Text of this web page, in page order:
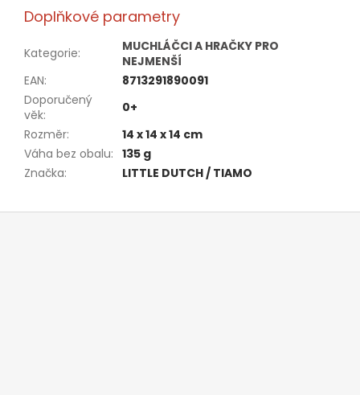
Doplňkové parametry
Kategorie:
MUCHLÁČCI A HRAČKY PRO
NEJMENŠÍ
EAN:
8713291890091
Doporučený
věk:
0+
Rozměr:
14 x 14 x 14 cm
Váha bez obalu: 135 g
Značka: LITTLE DUTCH / TIAMO
Z